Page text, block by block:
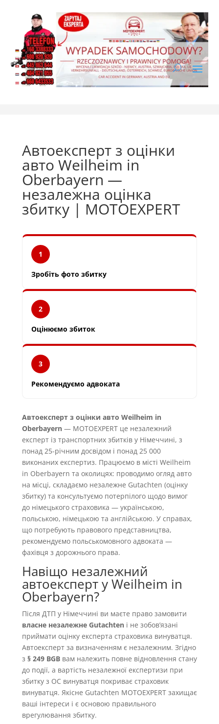
Автоексперт з оцінки
авто Weilheim in
Oberbayern —
незалежна оцінка
збитку | MOTOEXPERT
1
Зробіть фото збитку
2
Оцінюємо збиток
3
Рекомендуємо адвоката
Автоексперт з оцінки авто Weilheim in
Oberbayern— MOTOEXPERT це незалежний
експерт із транспортних збитків у Німеччині, з
понад 25-річним досвідом і понад 25 000
виконаних експертиз. Працюємо в місті Weilheim
in Oberbayern та околицях: проводимо огляд авто
на місці, складаємо незалежне Gutachten (оцінку
збитку) та консультуємо потерпілого щодо вимог
до німецького страховика — українською,
польською, німецькою та англійською. У справах,
що потребують правового представництва,
рекомендуємо польськомовного адвоката —
фахівця з дорожнього права.
Навіщо незалежний
автоексперт у Weilheim in
Oberbayern?
Після ДТП у Німеччині ви маєте право замовити
власне незалежне Gutachtenі не зобовʼязані
приймати оцінку експерта страховика винуватця.
Автоексперт за визначенням є незалежним. Згідно
з § 249 BGBвам належить повне відновлення стану
до події, а вартість незалежної експертизи при
збитку з OC винуватця покриває страховик
винуватця. Якісне Gutachten MOTOEXPERT захищає
ваші інтереси і є основою правильного
врегулювання збитку.